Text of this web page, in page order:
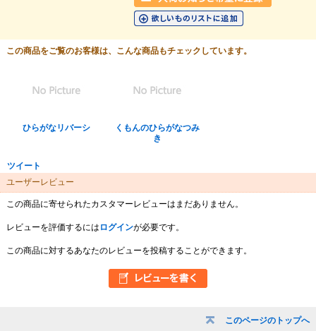
このページのトップへ
この商品をご覧のお客様は、こんな商品もチェックしています。
ひらがなリバーシ
くもんのひらがなつみ
き
ツイート
ユーザーレビュー
この商品に寄せられたカスタマーレビューはまだありません。
レビューを評価するには ログインが必要です。
この商品に対するあなたのレビューを投稿することができます。